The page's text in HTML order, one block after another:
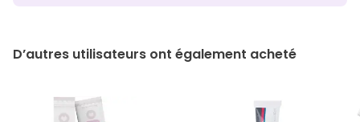
D’autres utilisateurs ont également acheté